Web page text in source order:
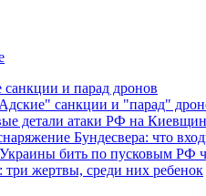
санкции и "парад"
детали атаки РФ на
Бундесвера: что
бить по пусковым РФ
жертвы, среди них ребенок